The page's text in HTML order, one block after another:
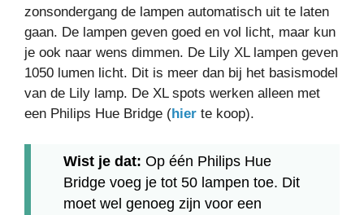
zonsondergang de lampen automatisch uit te laten
gaan. De lampen geven goed en vol licht, maar kun
je ook naar wens dimmen. De Lily XL lampen geven
1050 lumen licht. Dit is meer dan bij het basismodel
van de Lily lamp. De XL spots werken alleen met
een Philips Hue Bridge (hier te koop).
Wist je dat: Op één Philips Hue
Bridge voeg je tot 50 lampen toe. Dit
moet wel genoeg zijn voor een